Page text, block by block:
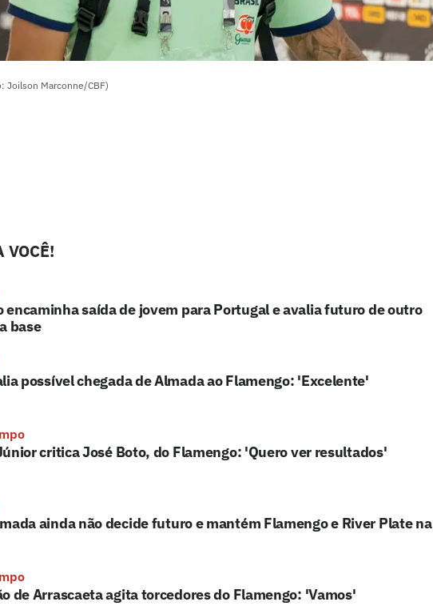
Joilson Marconne/CBF)
VOCÊ!
encaminha saída de jovem para Portugal e avalia futuro de outro
base
possível chegada de Almada ao Flamengo: 'Excelente'
critica José Boto, do Flamengo: 'Quero ver resultados'
ainda não decide futuro e mantém Flamengo e River Plate na
de Arrascaeta agita torcedores do Flamengo: 'Vamos'